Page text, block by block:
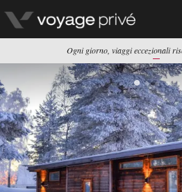
Ogni giorno, viaggi eccezionali